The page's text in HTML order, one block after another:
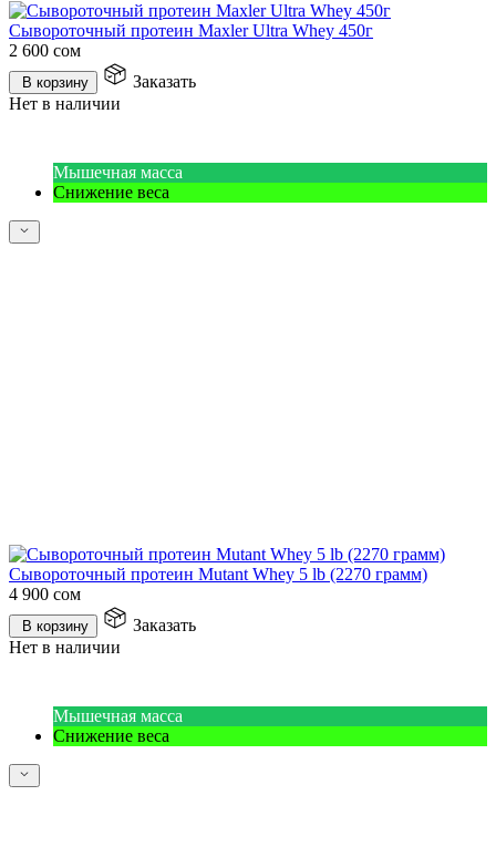
Сывороточный протеин Maxler Ultra Whey 450г
2 600 сом
В корзину
Заказать
Нет в наличии
Мышечная масса
Снижение веса
Сывороточный протеин Mutant Whey 5 lb (2270 грамм)
4 900 сом
В корзину
Заказать
Нет в наличии
Мышечная масса
Снижение веса